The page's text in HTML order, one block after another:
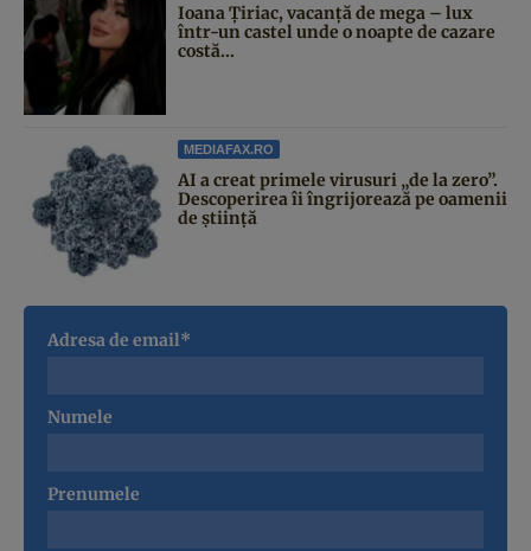
Ioana Țiriac, vacanță de mega – lux
într-un castel unde o noapte de cazare
costă...
MEDIAFAX.RO
AI a creat primele virusuri „de la zero”.
Descoperirea îi îngrijorează pe oamenii
de știință
Adresa de email*
Numele
Prenumele